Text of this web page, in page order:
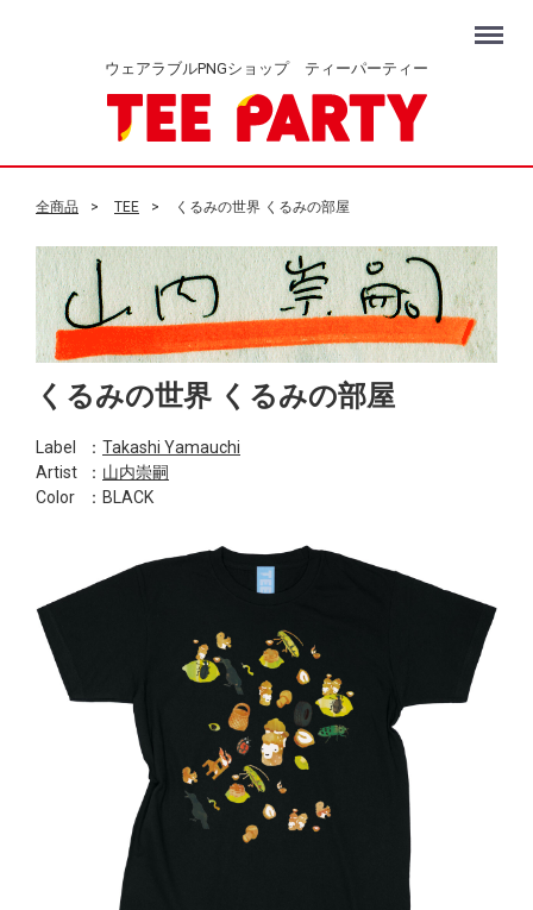
ウェアラブルPNGショップ ティーパーティー
Menu
全商品 TEE くるみの世界 くるみの部屋
くるみの世界 くるみの部屋
Label ： Takashi Yamauchi
Artist
： 山内崇嗣
Color
：BLACK